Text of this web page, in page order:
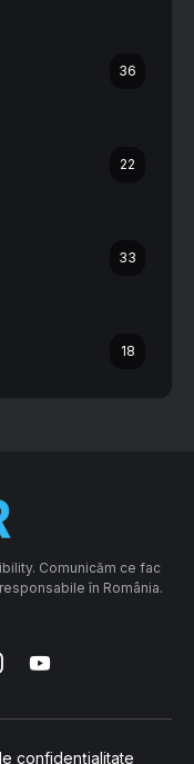
36
22
33
18
Comunicăm ce fac
în România.
confidențialitate